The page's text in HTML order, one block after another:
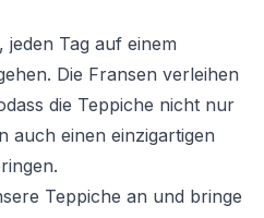
jeden Tag auf einem
Die Fransen verleihen
die Teppiche nicht nur
auch einen einzigartigen
Teppiche an und bringe